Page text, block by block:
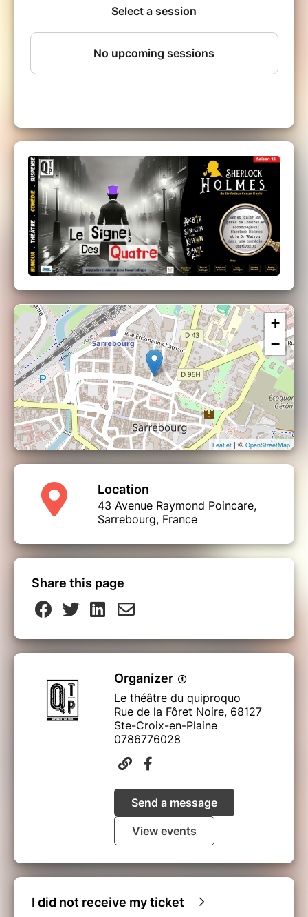
Pour ceux qui connaissent l'esprit du
comédiens à travers une multitude de
personnages et pour les nouveaux vous ne
serez pas décus!
+
−
Leaflet | © OpenStreetMap
Location
43 Avenue Raymond Poincare,
Sarrebourg, France
Share this page
Organizer
Le théâtre du quiproquo
Rue de la Fôret Noire, 68127
Ste-Croix-en-Plaine
0786776028
Send a message
View events
I did not receive my ticket